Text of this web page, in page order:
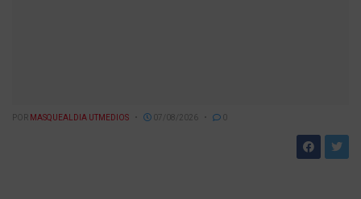
POR MASQUEALDIA UTMEDIOS 07/08/2026 0